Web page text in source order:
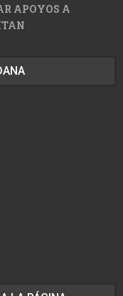
APOYOS A